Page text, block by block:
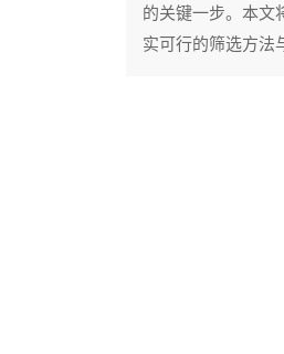
的关键一步。本文
实可行的筛选方法